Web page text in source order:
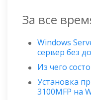
За все
Windows
сервер без
Из чего
Установка
3100MFP на